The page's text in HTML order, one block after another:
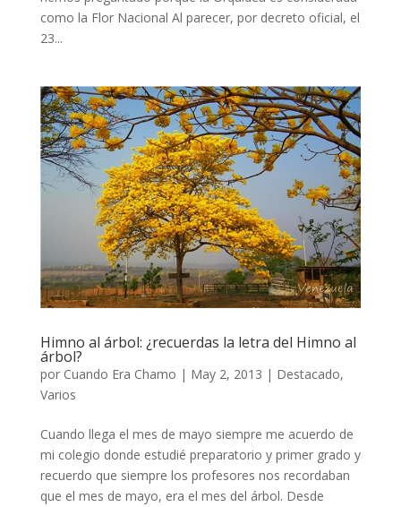
como la Flor Nacional Al parecer, por decreto oficial, el
23...
Himno al árbol: ¿recuerdas la letra del Himno al
árbol?
por Cuando Era Chamo | May 2, 2013 | Destacado,
Varios
Cuando llega el mes de mayo siempre me acuerdo de
mi colegio donde estudié preparatorio y primer grado y
recuerdo que siempre los profesores nos recordaban
que el mes de mayo, era el mes del árbol. Desde